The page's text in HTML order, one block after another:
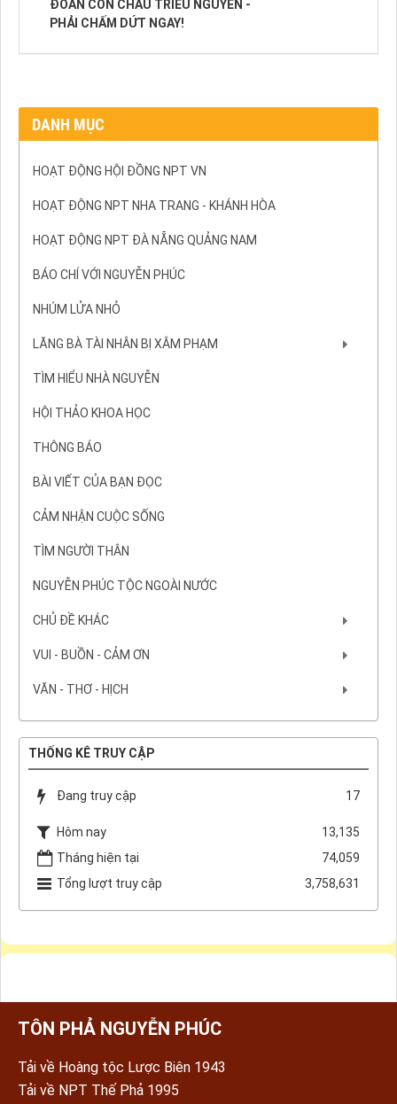
ĐOÁN CON CHÁU TRIỀU NGUYỄN -
PHẢI CHẤM DỨT NGAY!
DANH MỤC
HOẠT ĐỘNG HỘI ĐỒNG NPT VN
HOẠT ĐỘNG NPT NHA TRANG - KHÁNH HÒA
HOẠT ĐỘNG NPT ĐÀ NẴNG QUẢNG NAM
BÁO CHÍ VỚI NGUYỄN PHÚC
NHÚM LỬA NHỎ
LĂNG BÀ TÀI NHÂN BỊ XÂM PHẠM
TÌM HIỂU NHÀ NGUYỄN
HỘI THẢO KHOA HỌC
THÔNG BÁO
BÀI VIẾT CỦA BẠN ĐỌC
CẢM NHẬN CUỘC SỐNG
TÌM NGƯỜI THÂN
NGUYỄN PHÚC TỘC NGOÀI NƯỚC
CHỦ ĐỀ KHÁC
VUI - BUỒN - CẢM ƠN
VĂN - THƠ - HỊCH
THỐNG KÊ TRUY CẬP
Đang truy cập 17
Hôm nay
13,135
Tháng hiện tại
74,059
Tổng lượt truy cập
3,758,631
TÔN PHẢ NGUYỄN PHÚC
Tải về Hoàng tộc Lược Biên 1943
Tải về NPT Thế Phả 1995